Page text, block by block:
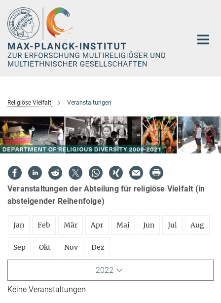
Hauptinhalt
Religiöse Vielfalt Veranstaltungen
Veranstaltungen der Abteilung für religiöse Vielfalt (in
absteigender Reihenfolge)
Jan Feb Mär Apr Mai Jun Jul Aug
Sep Okt Nov Dez
2022
Keine Veranstaltungen